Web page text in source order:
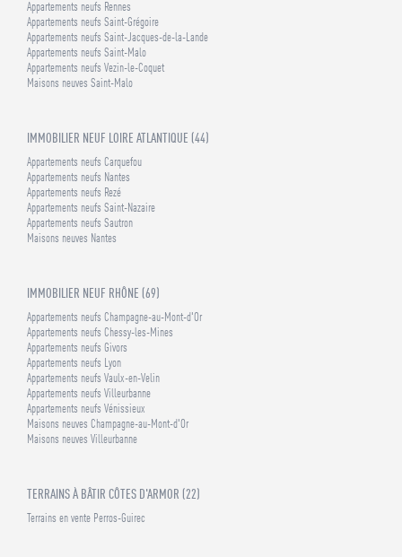
Appartements neufs Rennes
Appartements neufs Saint-Grégoire
Appartements neufs Saint-Jacques-de-la-Lande
Appartements neufs Saint-Malo
Appartements neufs Vezin-le-Coquet
Maisons neuves Saint-Malo
IMMOBILIER NEUF LOIRE ATLANTIQUE (44)
Appartements neufs Carquefou
Appartements neufs Nantes
Appartements neufs Rezé
Appartements neufs Saint-Nazaire
Appartements neufs Sautron
Maisons neuves Nantes
IMMOBILIER NEUF RHÔNE (69)
Appartements neufs Champagne-au-Mont-d'Or
Appartements neufs Chessy-les-Mines
Appartements neufs Givors
Appartements neufs Lyon
Appartements neufs Vaulx-en-Velin
Appartements neufs Villeurbanne
Appartements neufs Vénissieux
Maisons neuves Champagne-au-Mont-d'Or
Maisons neuves Villeurbanne
TERRAINS À BÂTIR CÔTES D'ARMOR (22)
Terrains en vente Perros-Guirec